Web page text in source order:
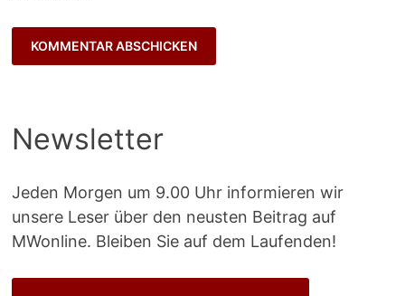
Newsletter
Jeden Morgen um 9.00 Uhr informieren wir
unsere Leser über den neusten Beitrag auf
MWonline. Bleiben Sie auf dem Laufenden!